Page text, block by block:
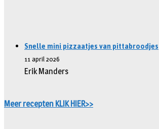
Snelle mini pizzaatjes van pittabroodjes
11 april 2026
Erik Manders
Meer recepten KLIK HIER>>